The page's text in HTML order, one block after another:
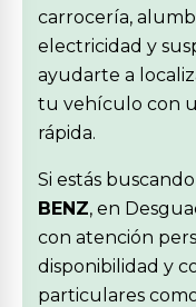
carrocería,
electricidad y
ayudarte a
tu vehículo con
rápida.
Si estás buscando
BENZ, en
con atención
disponibilidad y
particulares